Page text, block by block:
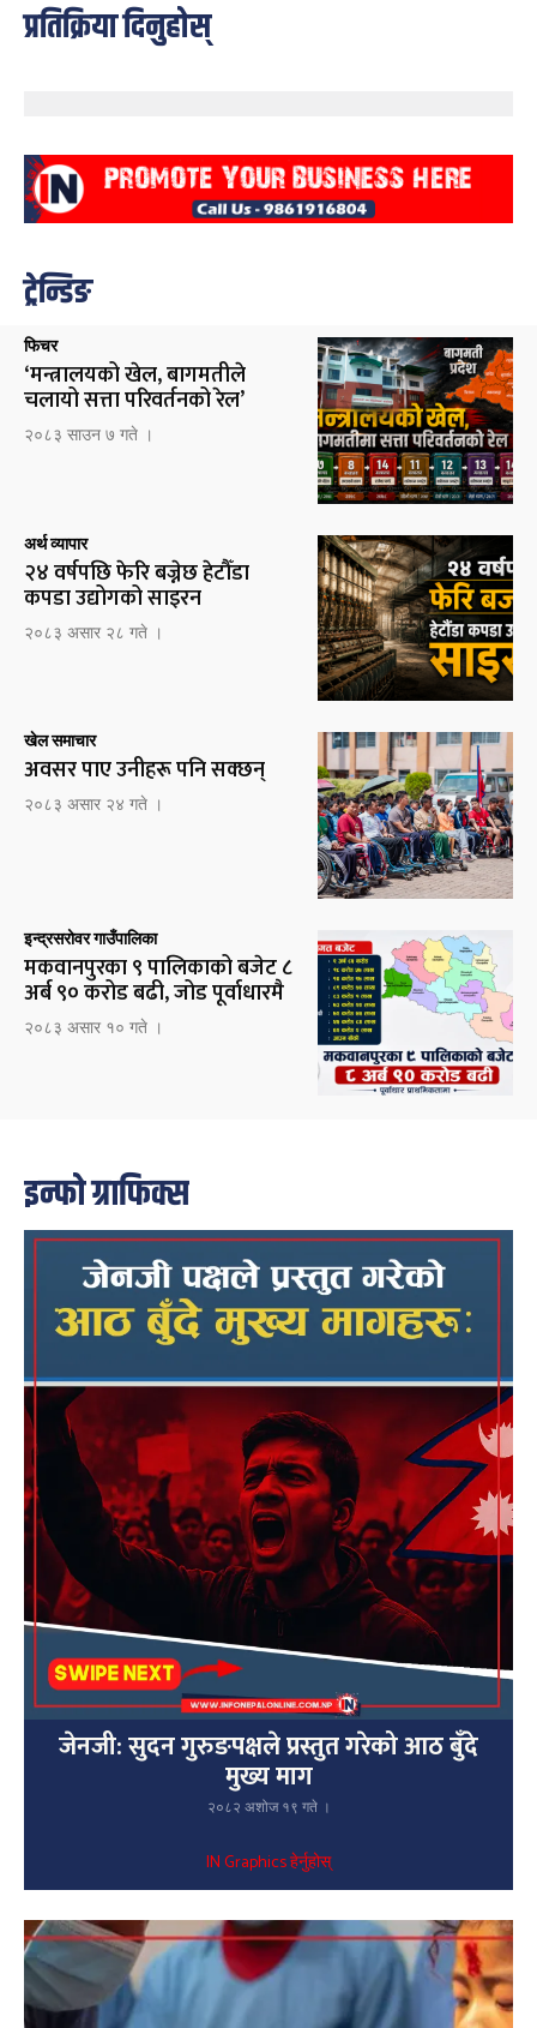
प्रतिक्रिया दिनुहोस्
ट्रेन्डिङ
फिचर
‘मन्त्रालयको खेल, बागमतीले
चलायो सत्ता परिवर्तनको रेल’
२०८३ साउन ७ गते ।
अर्थ व्यापार
२४ वर्षपछि फेरि बज्नेछ हेटौँडा
कपडा उद्योगको साइरन
२०८३ असार २८ गते ।
खेल समाचार
अवसर पाए उनीहरू पनि सक्छन्
२०८३ असार २४ गते ।
इन्द्रसरोवर गाउँपालिका
मकवानपुरका ९ पालिकाको बजेट ८
अर्ब ९० करोड बढी, जोड पूर्वाधारमै
२०८३ असार १० गते ।
इन्फो ग्राफिक्स
जेनजी: सुदन गुरुङपक्षले प्रस्तुत गरेको आठ बुँदे
मुख्य माग
२०८२ अशोज १९ गते ।
IN Graphics हेर्नुहोस्